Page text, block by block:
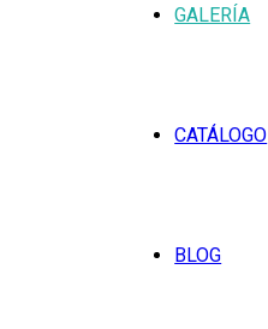
GALERÍA
CATÁLOGO
BLOG